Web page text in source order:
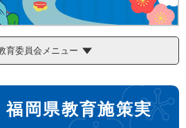
育委員会メニュー
岡県教育施策実